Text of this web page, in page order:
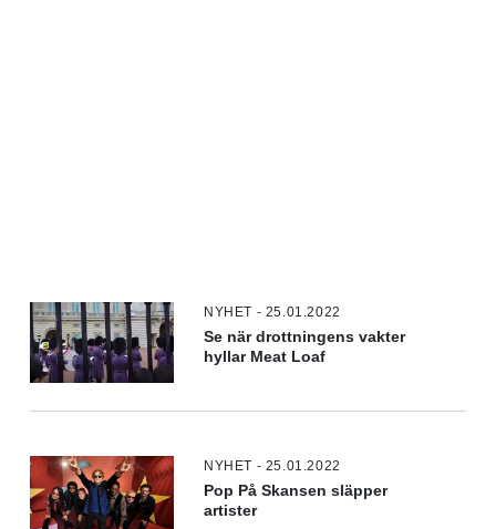
NYHET - 25.01.2022
Se när drottningens vakter
hyllar Meat Loaf
NYHET - 25.01.2022
Pop På Skansen släpper
artister